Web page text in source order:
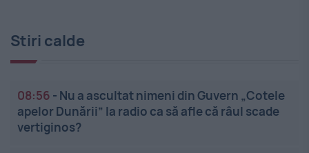
Stiri calde
08:56 - Nu a ascultat nimeni din Guvern „Cotele
apelor Dunării” la radio ca să afle că râul scade
vertiginos?